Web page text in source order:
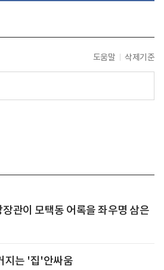
도움말 삭제기준
관이 모택동 어록을 좌우명 삼은
지는 '집'안싸움